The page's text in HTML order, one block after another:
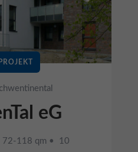
eG
118 qm • 10